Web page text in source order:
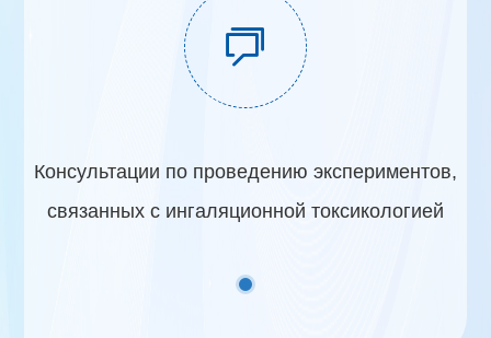

Консультации по проведению экспериментов,
связанных с ингаляционной токсикологией